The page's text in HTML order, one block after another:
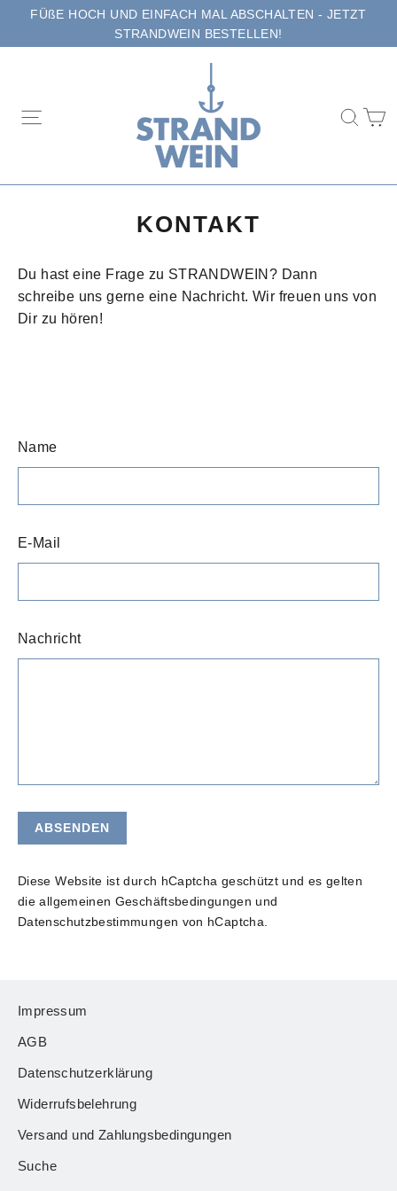
DirektFÜßE HOCH UND EINFACH MAL ABSCHALTEN - JETZT
STRANDWEIN BESTELLEN!
Seitennavigation
KONTAKT
Du hast eine Frage zu STRANDWEIN? Dann
schreibe uns gerne eine Nachricht. Wir freuen uns von
Dir zu hören!
Name
E-Mail
Nachricht
ABSENDEN
Diese Website ist durch hCaptcha geschützt und es gelten
dieallgemeinen Geschäftsbedingungen und
Datenschutzbestimmungen von hCaptcha.
Impressum
AGB
Datenschutzerklärung
Widerrufsbelehrung
Versand und Zahlungsbedingungen
Suche